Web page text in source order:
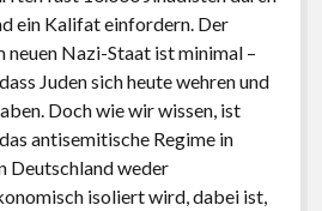
ein Kalifat einfordern. Der
neuen Nazi-Staat ist minimal –
Juden sich heute wehren und
Doch wie wir wissen, ist
antisemitische Regime in
Deutschland weder
isoliert wird, dabei ist,